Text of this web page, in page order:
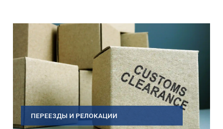
ПЕРЕЕЗДЫ И РЕЛОКАЦИИ